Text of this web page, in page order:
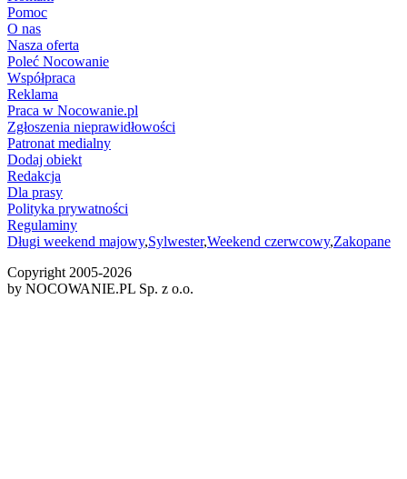
Pomoc
O nas
Nasza oferta
Poleć Nocowanie
Współpraca
Reklama
Praca w Nocowanie.pl
Zgłoszenia nieprawidłowości
Patronat medialny
Dodaj obiekt
Redakcja
Dla prasy
Polityka prywatności
Regulaminy
Długi weekend majowy,Sylwester,Weekend czerwcowy,Zakopane
Copyright 2005-2026
by NOCOWANIE.PL Sp. z o.o.